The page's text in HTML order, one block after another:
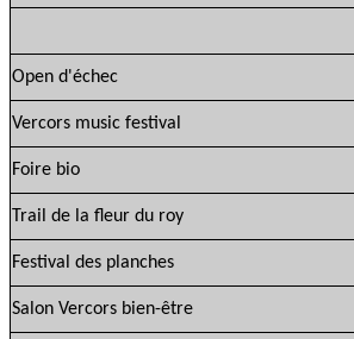
Open d'échec
Vercors music festival
Foire bio
Trail de la fleur du roy
Festival des planches
Salon Vercors bien-être